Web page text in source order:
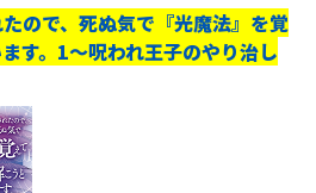
ので、死ぬ気で『光魔法』を覚
す。1～呪われ王子のやり治し